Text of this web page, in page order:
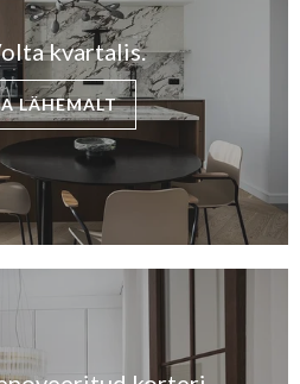
WESSE DISAIN
PARTNERITE DISAIN
TEHNIKA
KONTAKT
MEIST
kvartalis.
LÄHEMALT